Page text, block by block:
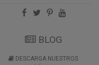
BLOG
DESCARGA NUESTROS